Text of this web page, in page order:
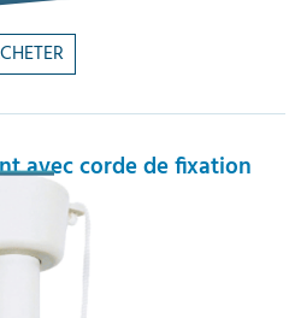
avec corde de fixation